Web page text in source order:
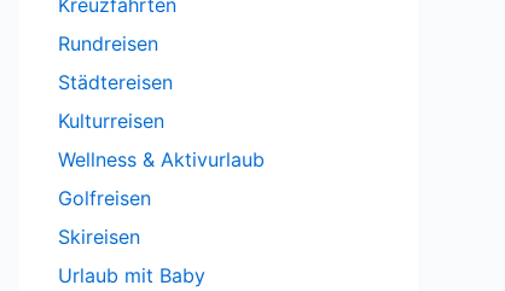
Kreuzfahrten
Rundreisen
Städtereisen
Kulturreisen
Wellness & Aktivurlaub
Golfreisen
Skireisen
Urlaub mit Baby